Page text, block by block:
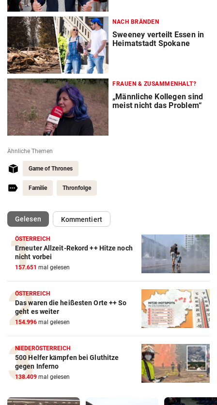
NACH BRÄNDEN
Sweeney verteilt Essen in
Heimatstadt Spokane
FRAUEN & ZUSAMMENHALT?
„Männliche Kollegen sind
meist nicht das Problem“
Ähnliche Themen
Game of Thrones
Familie Thronfolge
Gelesen(ausgewählt)Kommentiert
ÖSTERREICH
Erneuter Allzeit-Rekord ++ Hitze noch
nicht vorbei
157.651 mal gelesen
ÖSTERREICH
Das waren die heißesten Orte ++ So
geht es weiter
154.996 mal gelesen
NIEDERÖSTERREICH
500 Helfer kämpfen bei Gluthitze
gegen Inferno
138.409 mal gelesen